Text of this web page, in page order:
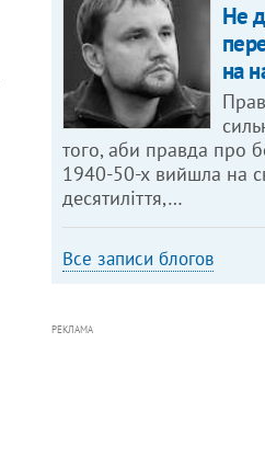
Не
на
того, аби правда про
1940-50-х вийшла на
десятиліття,…
Все записи блогов
РЕКЛАМА